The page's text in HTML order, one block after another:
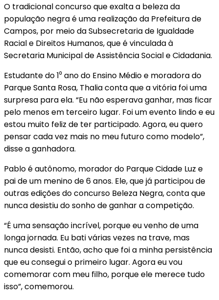
O tradicional concurso que exalta a beleza da
população negra é uma realização da Prefeitura de
Campos, por meio da Subsecretaria de Igualdade
Racial e Direitos Humanos, que é vinculada à
Secretaria Municipal de Assistência Social e Cidadania.
Estudante do 1⁰ ano do Ensino Médio e moradora do
Parque Santa Rosa, Thalia conta que a vitória foi uma
surpresa para ela. “Eu não esperava ganhar, mas ficar
pelo menos em terceiro lugar. Foi um evento lindo e eu
estou muito feliz de ter participado. Agora, eu quero
pensar cada vez mais no meu futuro como modelo”,
disse a ganhadora.
Pablo é autônomo, morador do Parque Cidade Luz e
pai de um menino de 6 anos. Ele, que já participou de
outras edições do concurso Beleza Negra, conta que
nunca desistiu do sonho de ganhar a competição.
“É uma sensação incrível, porque eu venho de uma
longa jornada. Eu bati várias vezes na trave, mas
nunca desisti. Então, acho que foi a minha persistência
que eu consegui o primeiro lugar. Agora eu vou
comemorar com meu filho, porque ele merece tudo
isso”, comemorou.